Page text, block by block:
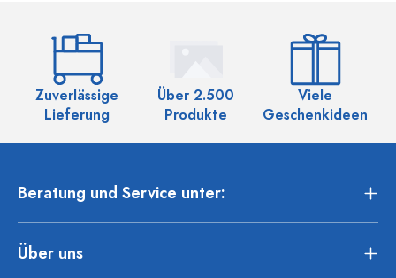
Zuverlässige
Lieferung
Über 2.500
Produkte
Viele
Geschenkideen
Beratung und Service unter:
Über uns